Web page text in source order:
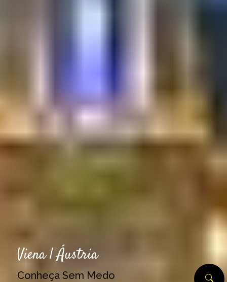
Viena | Áustria
Conheça Sem Medo